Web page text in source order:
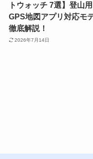
トウォッチ 7選】登山用
GPS地図アプリ対応モ
徹底解説！
2026年7月14日